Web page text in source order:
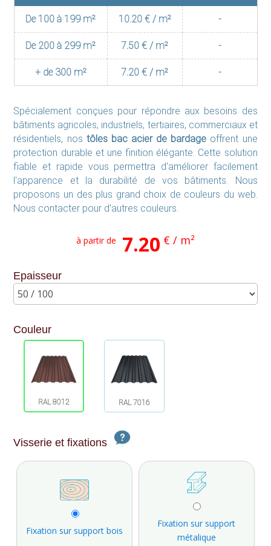
De 100 à 199 m² 10.20 € / m² -
De 200 à 299 m² 7.50 € / m² -
+ de 300 m² 7.20 € / m² -
Spécialement conçues pour répondre aux besoins des
bâtiments agricoles, industriels, tertiaires, commerciaux et
résidentiels, nos tôles bac acier de bardage offrent une
protection durable et une finition élégante. Cette solution
fiable et rapide vous permettra d'améliorer facilement
l'apparence et la durabilité de vos bâtiments. Nous
proposons un des plus grand choix de couleurs du web.
Nous contacter pour d'autres couleurs.
à partir de 7.20 € / m²
Epaisseur
Couleur
RAL 8012 RAL 7016
Visserie et fixations
Fixation sur support bois
Fixation sur support
métalique